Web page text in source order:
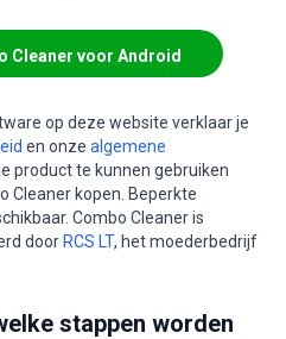
Cleaner voor Android
op deze website verklaar je
en onze algemene
product te kunnen gebruiken
Cleaner kopen. Beperkte
Combo Cleaner is
door RCS LT, het moederbedrijf
stappen worden